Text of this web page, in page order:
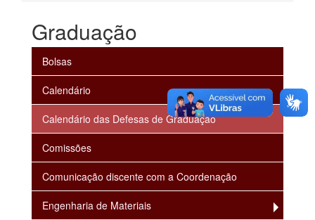
Graduação
Bolsas
Calendário
Calendário das Defesas de Graduação
Comissões
Comunicação discente com a Coordenação
Engenharia de Materiais